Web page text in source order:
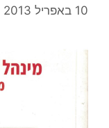
10 באפריל 2013